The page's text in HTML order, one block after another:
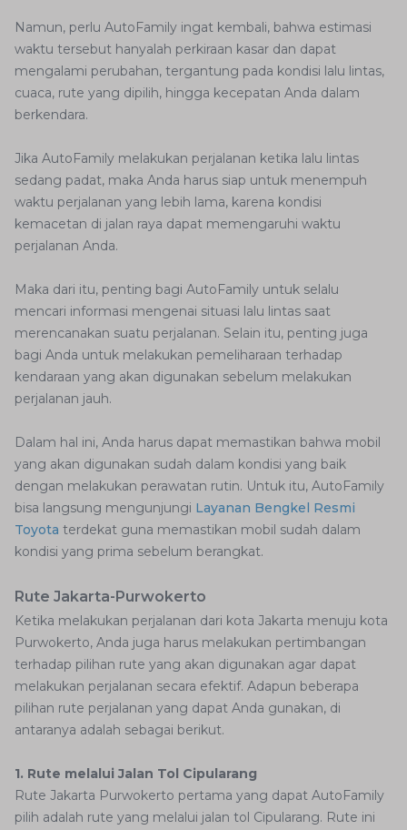
Namun, perlu AutoFamily ingat kembali, bahwa estimasi
waktu tersebut hanyalah perkiraan kasar dan dapat
mengalami perubahan, tergantung pada kondisi lalu lintas,
cuaca, rute yang dipilih, hingga kecepatan Anda dalam
berkendara.
Jika AutoFamily melakukan perjalanan ketika lalu lintas
sedang padat, maka Anda harus siap untuk menempuh
waktu perjalanan yang lebih lama, karena kondisi
kemacetan di jalan raya dapat memengaruhi waktu
perjalanan Anda.
Maka dari itu, penting bagi AutoFamily untuk selalu
mencari informasi mengenai situasi lalu lintas saat
merencanakan suatu perjalanan. Selain itu, penting juga
bagi Anda untuk melakukan pemeliharaan terhadap
kendaraan yang akan digunakan sebelum melakukan
perjalanan jauh.
Dalam hal ini, Anda harus dapat memastikan bahwa mobil
yang akan digunakan sudah dalam kondisi yang baik
dengan melakukan perawatan rutin. Untuk itu, AutoFamily
bisa langsung mengunjungi Layanan Bengkel Resmi
Toyota terdekat guna memastikan mobil sudah dalam
kondisi yang prima sebelum berangkat.
Rute Jakarta-Purwokerto
Ketika melakukan perjalanan dari kota Jakarta menuju kota
Purwokerto, Anda juga harus melakukan pertimbangan
terhadap pilihan rute yang akan digunakan agar dapat
melakukan perjalanan secara efektif. Adapun beberapa
pilihan rute perjalanan yang dapat Anda gunakan, di
antaranya adalah sebagai berikut.
1. Rute melalui Jalan Tol Cipularang
Rute Jakarta Purwokerto pertama yang dapat AutoFamily
pilih adalah rute yang melalui jalan tol Cipularang. Rute ini